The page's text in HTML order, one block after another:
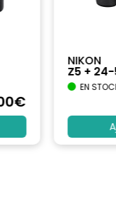
€
NIKON
Z5 +
EN